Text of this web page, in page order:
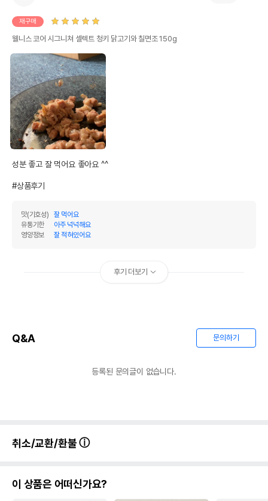
재구매
웰니스 코어 시그니쳐 셀렉트 청키 닭고기와 칠면조 150g
성분 좋고 잘 먹어요 좋아요 ^^
#상품후기
맛(기호성)
잘 먹어요
유통기한
아주 넉넉해요
영양정보
잘 적혀있어요
후기 더보기
Q&A 문의하기
등록된 문의글이 없습니다.
취소/교환/환불
이 상품은 어떠신가요?